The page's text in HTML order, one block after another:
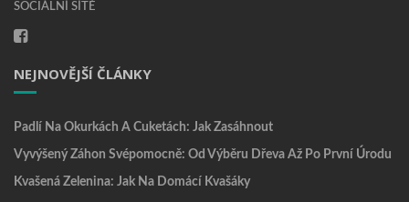
SOCIÁLNÍ SÍTĚ
NEJNOVĚJŠÍ ČLÁNKY
Padlí Na Okurkách A Cuketách: Jak Zasáhnout
Vyvýšený Záhon Svépomocně: Od Výběru Dřeva Až Po První Úrodu
Kvašená Zelenina: Jak Na Domácí Kvašáky